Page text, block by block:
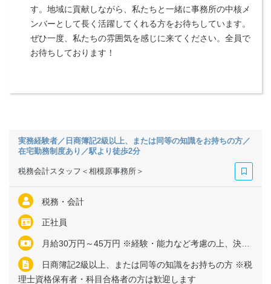
す。地域に貢献しながら、私たちと一緒に事務所の中核メ
ンバーとして長く活躍してくれる方をお待ちしています。
ぜひ一度、私たちの雰囲気を感じに来てください。全員で
お待ちしております！
実務経験者／日商簿記2級以上、または同等の知識をお持ちの方／
在宅勤務制度あり／駅より徒歩2分
税務会計スタッフ＜相模原事務所＞
税務・会計
正社員
月給30万円～45万円 ※経験・能力など考慮の上、決定いたします ※残業代は全額支給
日商簿記2級以上、または同等の知識をお持ちの方 ※税
理士資格保有者・科目合格者の方は歓迎します